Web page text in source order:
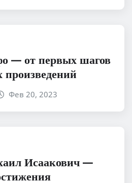
— от первых шагов
произведений
Фев 20, 2023
Исаакович —